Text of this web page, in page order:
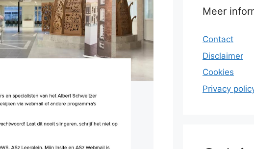
Meer
Contact
Disclaimer
Cookies
Privacy